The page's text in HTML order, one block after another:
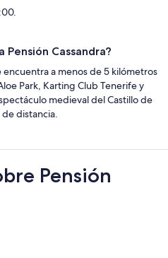
Cassandra?
encuentra a menos de 5 kilómetros
Park, Karting Club Tenerife y
medieval del Castillo de
distancia.
Pensión